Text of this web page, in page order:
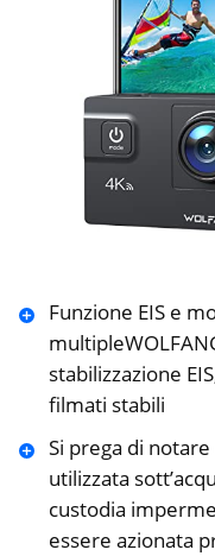
Funzione EIS e
stabilizzazione
filmati stabili
Si prega di
utilizzata
custodia
essere azionata